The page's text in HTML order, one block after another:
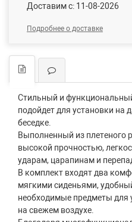
Доставим c: 11-08-2026
Подробнее о доставке
Стильный и
подойдет для установки на
беседке.
Выполненный из плетеного
высокой прочностью,
ударам, царапинам и
В комплект входят два
мягкими сиденьями,
необходимые предметы для
на свежем воздухе.